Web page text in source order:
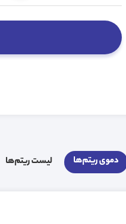
دموی ریتم‌ها لیست ریتم‌ها